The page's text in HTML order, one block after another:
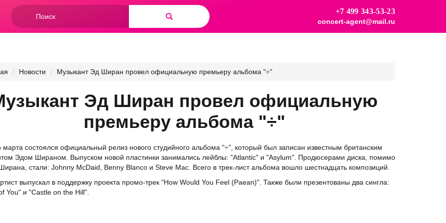
Форма
поиска
+7 499 343-53-23
concert-agent@mail.ru
Новости Музыкант Эд Ширан провел официальную премьеру альбома "÷"
Эд Ширан провел официальную
премьеру альбома "÷"
марта состоялся официальный релиз нового студийного альбома "÷", который был записан известным британским
Эдом Шираном. Выпуском новой пластинки занимались лейблы: "Atlantic" и "Asylum". Продюсерами диска, помимо
стали: Johnny McDaid, Benny Blanco и Steve Mac. Всего в трек-лист альбома вошло шестнадцать композиций.
выпускал в поддержку проекта промо-трек "How Would You Feel (Paean)". Также были презентованы два сингла:
You" и "Castle on the Hill".